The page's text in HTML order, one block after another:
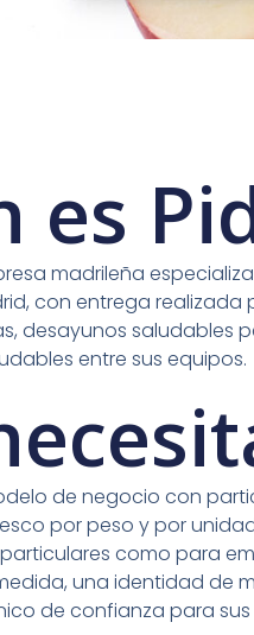
es
madrileña
con entrega
desayunos saludables
entre sus equipos.
de negocio con
por peso y por
como para
una identidad de
de confianza para sus